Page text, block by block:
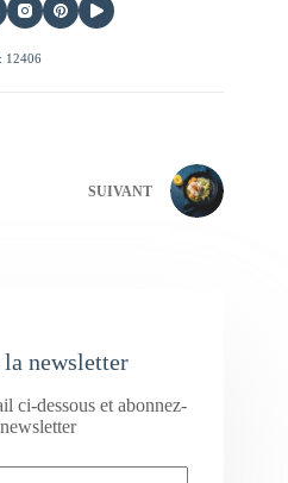
12406
SUIVANT
newsletter
ci-dessous et abonnez-